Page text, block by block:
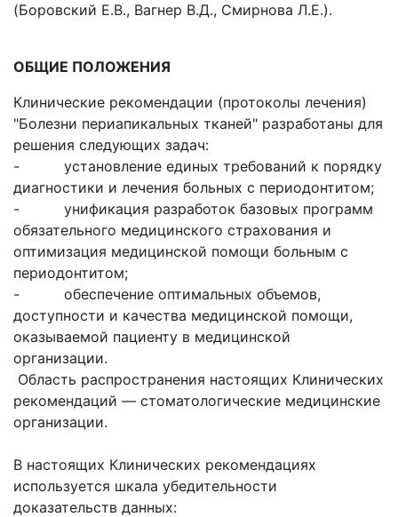
(Боровский Е.В., Вагнер В.Д., Смирнова Л.Е.).
ОБЩИЕ ПОЛОЖЕНИЯ
Клинические рекомендации (протоколы лечения)
"Болезни периапикальных тканей" разработаны для
решения следующих задач:
- установление единых требований к порядку
диагностики и лечения больных с периодонтитом;
- унификация разработок базовых программ
обязательного медицинского страхования и
оптимизация медицинской помощи больным с
периодонтитом;
- обеспечение оптимальных объемов,
доступности и качества медицинской помощи,
оказываемой пациенту в медицинской
организации.
Область распространения настоящих Клинических
рекомендаций — стоматологические медицинские
организации.
В настоящих Клинических рекомендациях
используется шкала убедительности
доказательств данных: